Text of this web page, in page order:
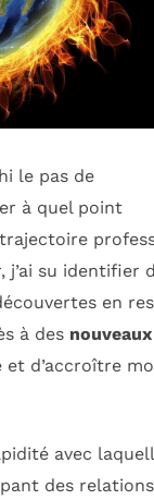
le pas de
à quel point
j’ai su identifier
en
à des
et d’accroître
avec
des